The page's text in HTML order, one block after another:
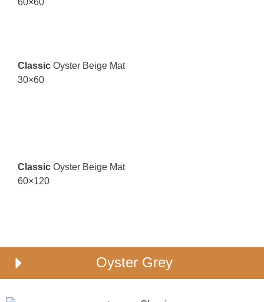
60×60
Classic Oyster Beige Mat
30×60
Classic Oyster Beige Mat
60×120
Oyster Grey